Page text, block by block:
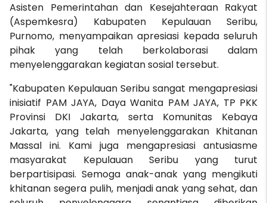
Asisten Pemerintahan dan Kesejahteraan Rakyat
(Aspemkesra) Kabupaten Kepulauan Seribu,
Purnomo, menyampaikan apresiasi kepada seluruh
pihak yang telah berkolaborasi dalam
menyelenggarakan kegiatan sosial tersebut.
"Kabupaten Kepulauan Seribu sangat mengapresiasi
inisiatif PAM JAYA, Daya Wanita PAM JAYA, TP PKK
Provinsi DKI Jakarta, serta Komunitas Kebaya
Jakarta, yang telah menyelenggarakan Khitanan
Massal ini. Kami juga mengapresiasi antusiasme
masyarakat Kepulauan Seribu yang turut
berpartisipasi. Semoga anak-anak yang mengikuti
khitanan segera pulih, menjadi anak yang sehat, dan